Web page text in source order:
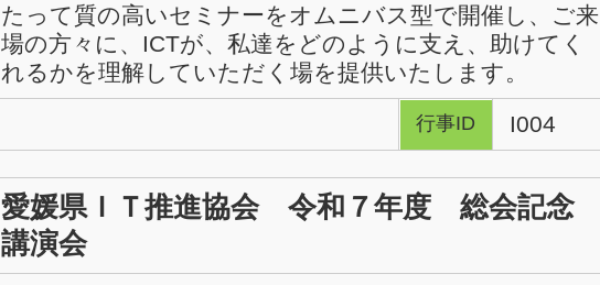
たって質の高いセミナーをオムニバス型で開催し、ご来
場の方々に、ICTが、私達をどのように支え、助けてく
れるかを理解していただく場を提供いたします。
行事ID I004
愛媛県ＩＴ推進協会 令和７年度 総会記念
講演会